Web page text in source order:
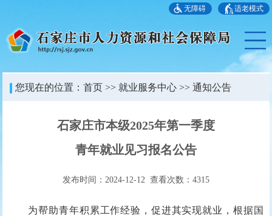
无障碍 适老模式
您现在的位置：首页 >> 就业服务中心 >>通知公告
石家庄市本级2025年第一季度
青年就业见习报名公告
发布时间：2024-12-12 查看次数： 4315
为帮助青年积累工作经验，促进其实现就业，根据国